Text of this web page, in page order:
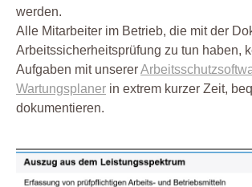
werden.
Alle Mitarbeiter im Betrieb, die mit der
Arbeitssicherheitsprüfung zu tun haben,
Aufgaben mit unserer
Wartungsplaner in extrem kurzer Zeit,
dokumentieren.